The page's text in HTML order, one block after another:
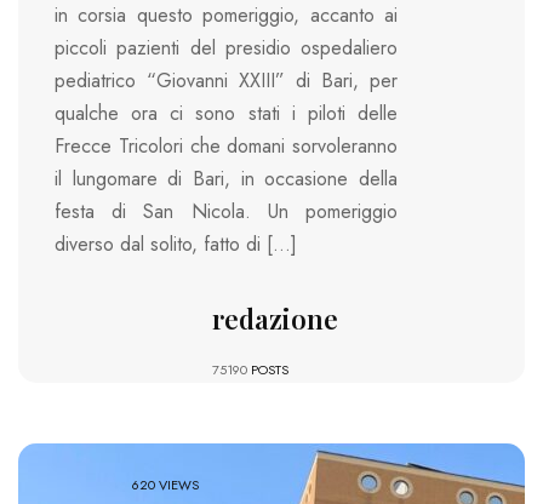
in corsia questo pomeriggio, accanto ai
piccoli pazienti del presidio ospedaliero
pediatrico “Giovanni XXIII” di Bari, per
qualche ora ci sono stati i piloti delle
Frecce Tricolori che domani sorvoleranno
il lungomare di Bari, in occasione della
festa di San Nicola. Un pomeriggio
diverso dal solito, fatto di […]
redazione
75190 POSTS
620 VIEWS